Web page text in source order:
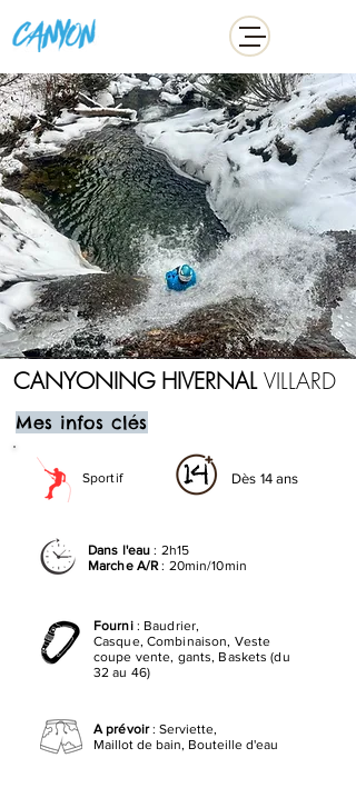
​CANYONING HIVERNALVILLARD
Mes infos clés
Sportif Dès 14 ans
Dans l'eau : 2h15
Marche A/R: 20min/10min
Fourni: Baudrier,
Casque, Combinaison, Veste
coupe vente, gants, Baskets (du
32 au 46)
A prévoir:Serviette,
Maillot de bain, Bouteille d'eau